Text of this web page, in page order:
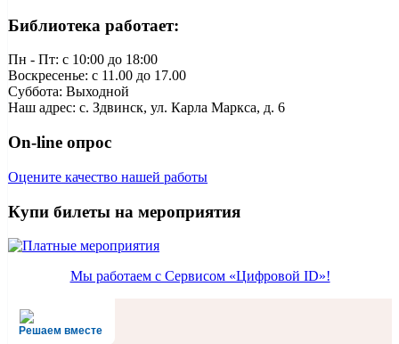
Библиотека работает:
Пн - Пт: c 10:00 до 18:00
Воскресенье: с 11.00 до 17.00
Суббота: Выходной
Наш адрес: с. Здвинск, ул. Карла Маркса, д. 6
On-line опрос
Оцените качество нашей работы
Купи билеты на мероприятия
Мы работаем с Сервисом «Цифровой ID»!
Решаем вместе